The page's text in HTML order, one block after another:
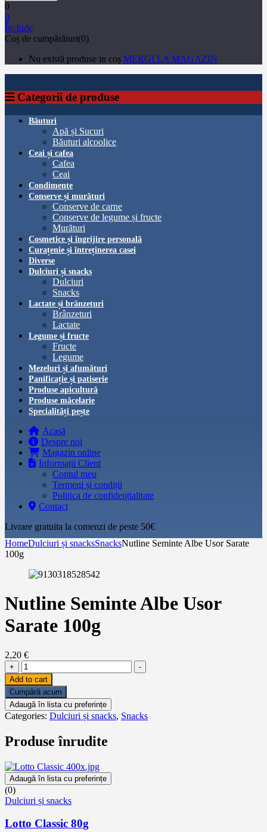
0
0
Închide
Coș de cumpărături(0)
Nu există produse in coș MERGI LA MAGAZIN
Categorii de produse
Băuturi
Apă și Sucuri
Băuturi alcoolice
Ceai și cafea
Cafea
Ceai
Condimente
Conserve și murături
Conserve de carne
Conserve de legume și fructe
Murături
Cosmetice și îngrijire personală
Curațenie și întreținerea casei
Diverse
Dulciuri și snacks
Dulciuri
Snacks
Lactate și brânzeturi
Brânzeturi
Lactate
Legume și fructe
Fructe
Legume
Mezeluri și afumături
Panificație și patiserie
Produse apicultură
Produse măcelarie
Specialități pește
Acasă
Despre noi
Magazin online
Informații Client
Contul meu
Termeni și condiții
Politica de confidențialitate
Contact
Livrare gratuita la comenzi de peste 50€‎
HomeDulciuri și snacksSnacksNutline Seminte Albe Usor Sarate
100g
Nutline Seminte Albe Usor
Sarate 100g
2,20 €
+
Nutline
Seminte
Albe
Usor
Sarate
100g
-
Add to cart
Cumpără acum
Adaugă în lista cu preferințe
Categories: Dulciuri și snacks, Snacks
Produse înrudite
Adaugă în lista cu preferințe
(0)
Dulciuri și snacks
Lotto Classic 80g